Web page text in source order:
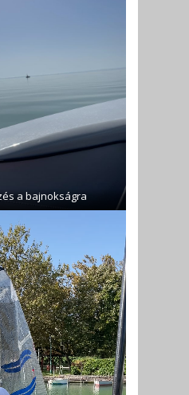
a bajnokságra